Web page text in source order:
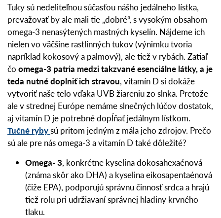
Tuky sú nedeliteľnou súčasťou nášho jedálneho lístka,
prevažovať by ale mali tie „dobré“, s vysokým obsahom
omega-3 nenasýtených mastných kyselín. Nájdeme ich
nielen vo väčšine rastlinných tukov (výnimku tvoria
napríklad kokosový a palmový), ale tiež v rybách. Zatiaľ
čo omega-3 patria medzi takzvané esenciálne látky, a je
teda nutné doplniť ich stravou, vitamín D si dokáže
vytvoriť naše telo vďaka UVB žiareniu zo slnka. Pretože
ale v strednej Európe nemáme slnečných lúčov dostatok,
aj vitamín D je potrebné dopĺňať jedálnym lístkom.
Tučné rybysú pritom jedným z mála jeho zdrojov. Prečo
sú ale pre nás omega-3 a vitamín D také dôležité?
Omega- 3, konkrétne kyselina dokosahexaénová
(známa skôr ako DHA) a kyselina eikosapentaénová
(čiže EPA), podporujú správnu činnosť srdca a hrajú
tiež rolu pri udržiavaní správnej hladiny krvného
tlaku.